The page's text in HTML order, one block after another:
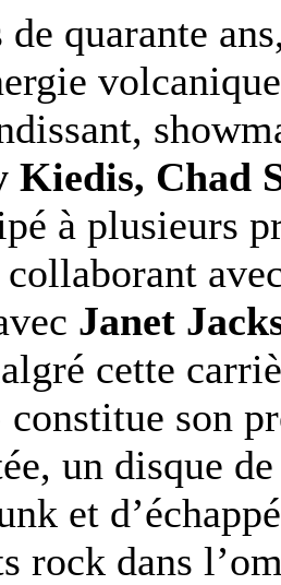
de quarante
Kiedis, Chad
à plusieurs
Janet
cette
constitue son
un disque
et
rock dans